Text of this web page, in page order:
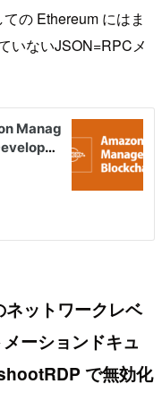
の Ethereum にはま
いないJSON=RPCメ
ットワークレベ
ーションドキュ
で無効化